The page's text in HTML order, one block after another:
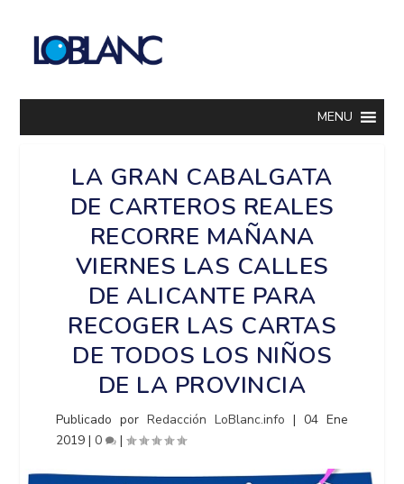
MENU
LA GRAN CABALGATA
DE CARTEROS REALES
RECORRE MAÑANA
VIERNES LAS CALLES
DE ALICANTE PARA
RECOGER LAS CARTAS
DE TODOS LOS NIÑOS
DE LA PROVINCIA
Publicado porRedacción LoBlanc.info | 04 Ene
2019 |0 |